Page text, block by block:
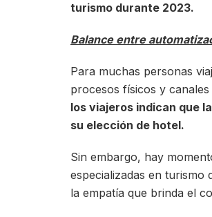
turismo durante 2023.
Balance entre
Para muchas personas
procesos físicos y
los viajeros indican que
su elección de hotel.
Sin embargo, hay
especializadas en
la empatía que brinda el